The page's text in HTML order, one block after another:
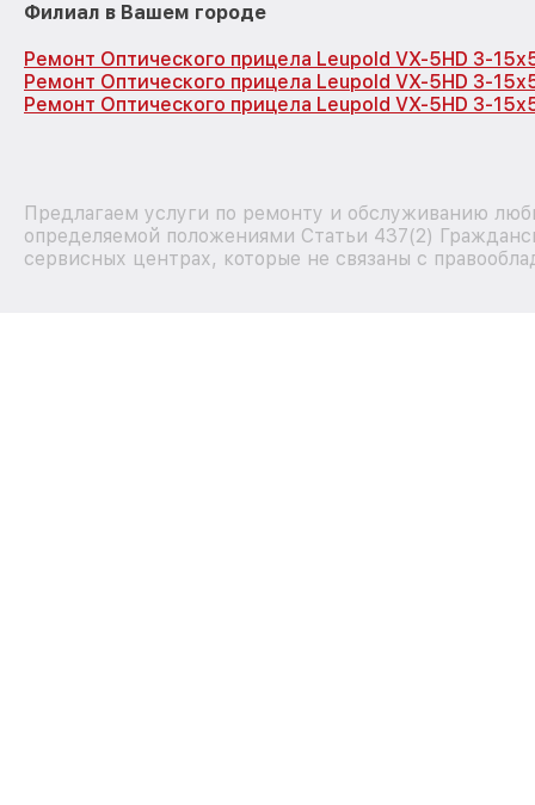
Филиал в Вашем городе
Ремонт Оптического прицела Leupold VX-5HD 3-
Ремонт Оптического прицела Leupold VX-5HD 3-
Ремонт Оптического прицела Leupold VX-5HD 3-
Предлагаем услуги по ремонту и обслуживанию
определяемой положениями Статьи 437(2)
сервисных центрах, которые не связаны с